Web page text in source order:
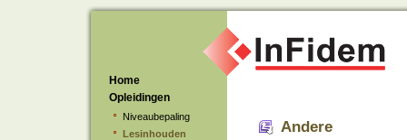
Home
Opleidingen
Niveaubepaling
Lesinhouden
Andere